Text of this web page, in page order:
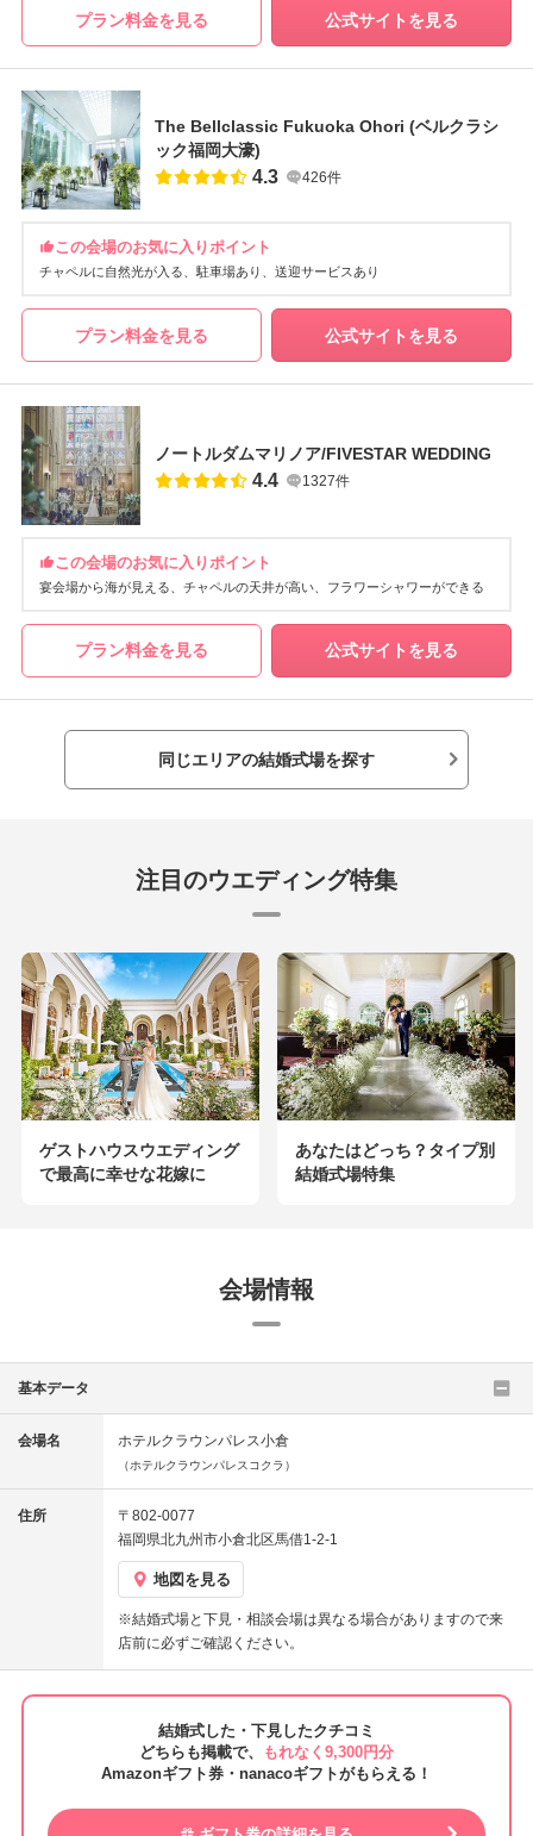
プラン料金を見る 公式サイトを見る
The Bellclassic Fukuoka Ohori (ベルクラシ
ック福岡大濠)
4.3 426件
この会場のお気に入りポイント
チャペルに自然光が入る 駐車場あり 送迎サービスあり
プラン料金を見る 公式サイトを見る
ノートルダムマリノア/FIVESTAR WEDDING
4.4 1327件
この会場のお気に入りポイント
宴会場から海が見える チャペルの天井が高い フラワーシャワーができる
プラン料金を見る 公式サイトを見る
同じエリアの結婚式場を探す
注目のウエディング特集
ゲストハウスウエディング
で最高に幸せな花嫁に
あなたはどっち？タイプ別
結婚式場特集
会場情報
基本データ
会場名 ホテルクラウンパレス小倉
（ホテルクラウンパレスコクラ）
住所
〒802-0077
福岡県北九州市小倉北区馬借1-2-1
地図を見る
※結婚式場と下見・相談会場は異なる場合がありますので来
店前に必ずご確認ください。
結婚式した・下見したクチコミ
どちらも掲載で、
もれなく9,300円分
Amazonギフト券・nanacoギフトがもらえる！